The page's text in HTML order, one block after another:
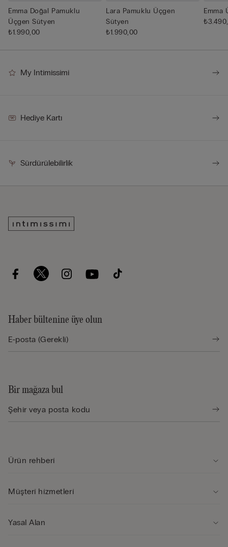
Emma Doğal Pamuklu
Üçgen Sütyen
₺1.990,00
Lara Pamuklu Üçgen
Sütyen
₺1.990,00
Emma
My Intimissimi
Hediye Kartı
Sürdürülebilirlik
Haber bültenine üye olun
Bir mağaza bul
Ürün rehberi̇
Müşteri̇ hi̇zmetleri̇
Yasal Alan